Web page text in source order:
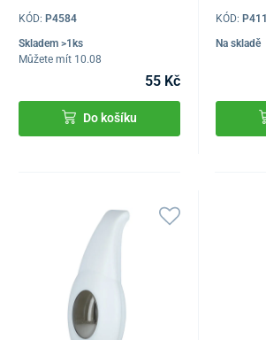
KÓD: P4584
Skladem >1ks
Můžete mít 10.08
55 Kč
Do košíku
KÓD:
Na skladě